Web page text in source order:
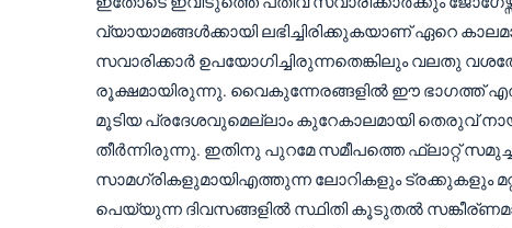
വ്യായാമങ്ങൾക്കായി ലഭിച്ചിരിക്കുകയാണ് ഏറെ
സവാരിക്കാർ ഉപയോഗിച്ചിരുന്നതെങ്കിലും വലതു
രൂക്ഷമായിരുന്നു. വൈകുന്നേരങ്ങളിൽ ഈ ഭാഗത്ത്
മൂടിയ പ്രദേശവുമെല്ലാം കുറേകാലമായി തെരുവ്
തീർന്നിരുന്നു. ഇതിനു പുറമേ സമീപത്തെ ഫ്ലാറ്റ്
സാമഗ്രികളുമായിഎത്തുന്ന ലോറികളും ട്രക്കുകളും
പെയ്യുന്ന ദിവസങ്ങളിൽ സ്ഥിതി കൂടുതൽ